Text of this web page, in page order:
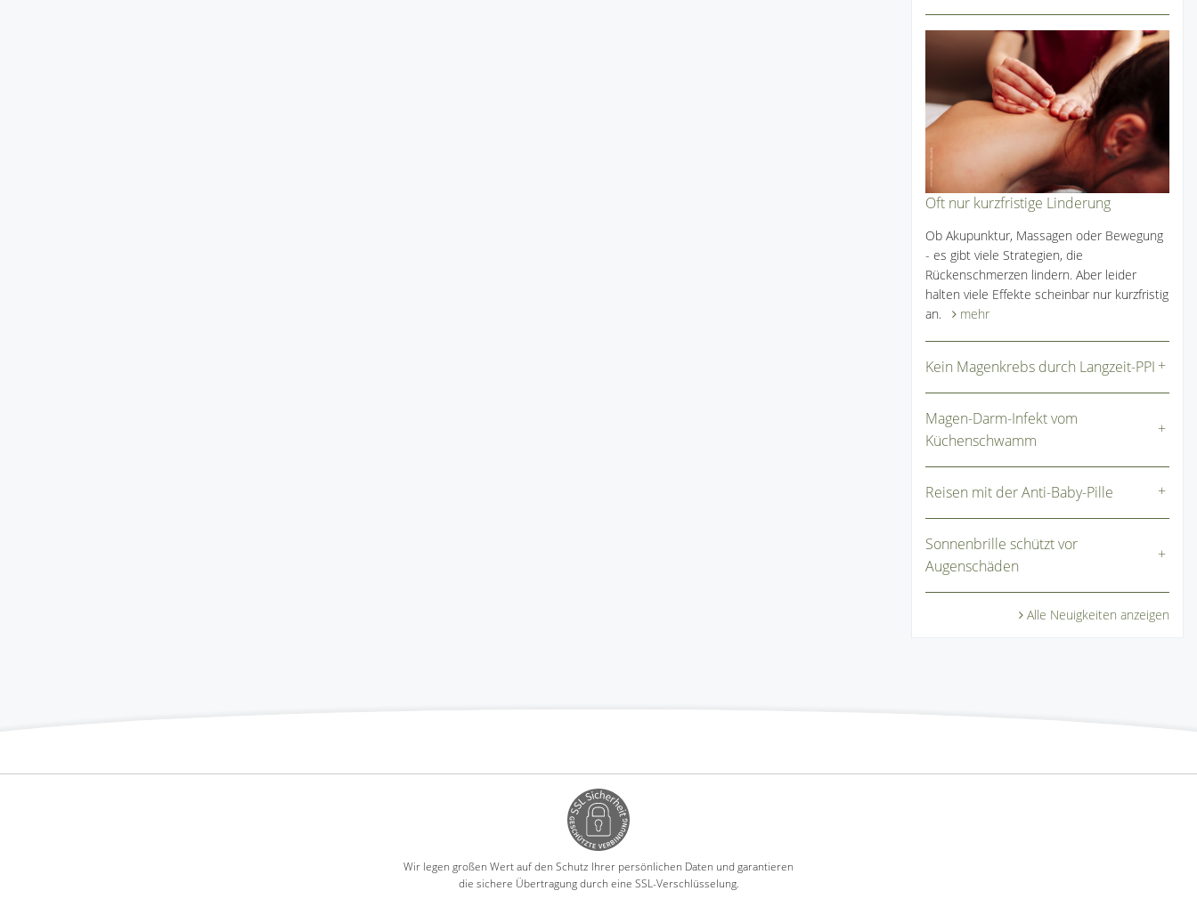
Oft nur kurzfristige Linderung
Ob Akupunktur, Massagen oder Bewegung
- es gibt viele Strategien, die
Rückenschmerzen lindern. Aber leider
halten viele Effekte scheinbar nur kurzfristig
an.
mehr
Kein Magenkrebs durch Langzeit-PPI
Magen-Darm-Infekt vom
Küchenschwamm
Reisen mit der Anti-Baby-Pille
Sonnenbrille schützt vor
Augenschäden
Alle Neuigkeiten anzeigen
Wir legen großen Wert auf den Schutz Ihrer persönlichen Daten und garantieren
die sichere Übertragung durch eine SSL-Verschlüsselung.